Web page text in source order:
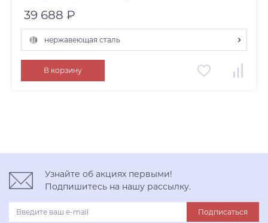
39 688 ₽
нержавеющая сталь
нержавеющая сталь
В корзину
Узнайте об акциях первыми!
Подпишитесь на нашу рассылку.
Подписаться